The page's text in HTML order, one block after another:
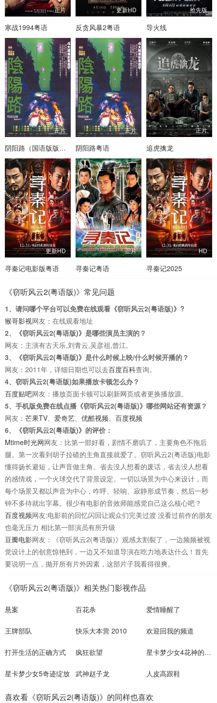
正片
寒战1994粤语
更新HD
反贪风暴2粤语
抢先版
导火线
正片
阴阳路（国语版版版）
正片
阴阳路粤语
正片
追虎擒龙
更新HD
寻秦记电影版粤语
正片
寻秦记粤语
HD
寻秦记2025
《窃听风云2(粤语版)》常见问题
1、请问哪个平台可以免费在线观看《窃听风云2(粤语版)》?
猴哥影视网友：在线观看地址
2、《窃听风云2(粤语版)》是哪些演员主演的？
网友：主演有古天乐,刘青云,吴彦祖,曾江,
3、《窃听风云2(粤语版)》是什么时候上映/什么时候开播的？
网友：2011年，详细日期也可以去百度百科查询。
4、窃听风云2(粤语版)如果播放卡顿怎么办？
百度贴吧网友：播放页面卡顿可以刷新网页或者更换播放源。
5、手机版免费在线点播《窃听风云2(粤语版)》哪些网站还有资源？
网友： 芒果TV 爱奇艺 优酷视频
百度视频
6、《窃听风云2(粤语版)》的评价：
Mtime时光网网友：比第一部好看，剧情不磨叽了，主要角色不拖后
腿。第一次看到胡子拉碴的主角直接就爱了。窃听风云2(粤语版)电影
懂得扬长避短，让声音做主角。省去没人想看的废话，省去没人想看
的感情戏，一个火球交代了背景设定。一切以场景为中心来设计，而
每个场景又都以声音为中心，咋呼、轻响、寂静形成节奏，然后一秒
钟不多待就出字幕。很少有电影的音效师能感觉自己这么核心吧？
百度视频网友:电影前的回忆闪回让观众们完美过渡 没看过前作的朋友
也毫无压力 相比第一部演员有所升级
豆瓣电影网友：《窃听风云2(粤语版)》观感太割裂了，一边频频被视
觉设计上的创意惊艳到，一边又不知道导演在吃力地表达什么！首先
要说明一点，抛开所有片外因素，这部片子我看得很爽。
《窃听风云2(粤语版)》相关热门影视作品
悬案 百花杀 爱情睡醒了
王牌部队 快乐大本营 2010 欢迎回我的频道
打开生活的正确方式 疯狂欲望 星卡梦少女4花神的试炼
星卡梦少女5奇迹绽放 武神赵子龙 人皮高跟鞋
喜欢看《窃听风云2(粤语版)》的同样也喜欢